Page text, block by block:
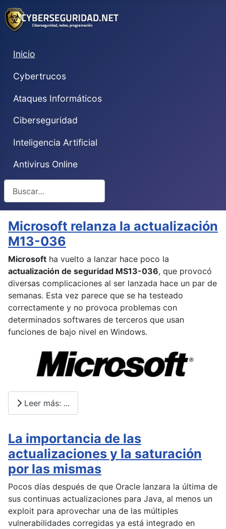
Inicio
Cybertrucos
Ataques Informáticos
Ciberseguridad
Inteligencia Artificial
Antivirus Online
Microsoft relanza la actualización
M13-036
Microsoft ha vuelto a lanzar hace poco la
actualización de seguridad MS13-036, que provocó
diversas complicaciones al ser lanzada hace un par de
semanas. Esta vez parece que se ha testeado
correctamente y no provoca problemas con
determinados softwares de terceros que usan
funciones de bajo nivel en Windows.
Leer más: ...
La importancia de las
actualizaciones y la saturación
por las mismas
Pocos días después de que Oracle lanzara la última de
sus continuas actualizaciones para Java, al menos un
exploit para aprovechar una de las múltiples
vulnerabilidades corregidas ya está integrado en